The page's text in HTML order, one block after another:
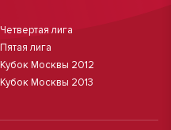
Четвертая лига
Пятая лига
Кубок Москвы 2012
Кубок Москвы 2013